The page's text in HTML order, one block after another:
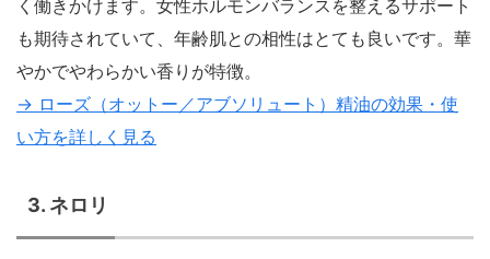
く働きかけます。女性ホルモンバランスを整えるサポート
も期待されていて、年齢肌との相性はとても良いです。華
やかでやわらかい香りが特徴。
→ ローズ（オットー／アブソリュート）精油の効果・使
い方を詳しく見る
3. ネロリ